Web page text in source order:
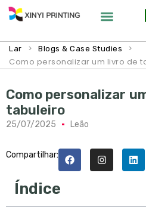
Lar > Blogs & Case Studies
>
Como personalizar um livro de
Como personalizar
tabuleiro
25/07/2025 Leão
Compartilhar:
Índice